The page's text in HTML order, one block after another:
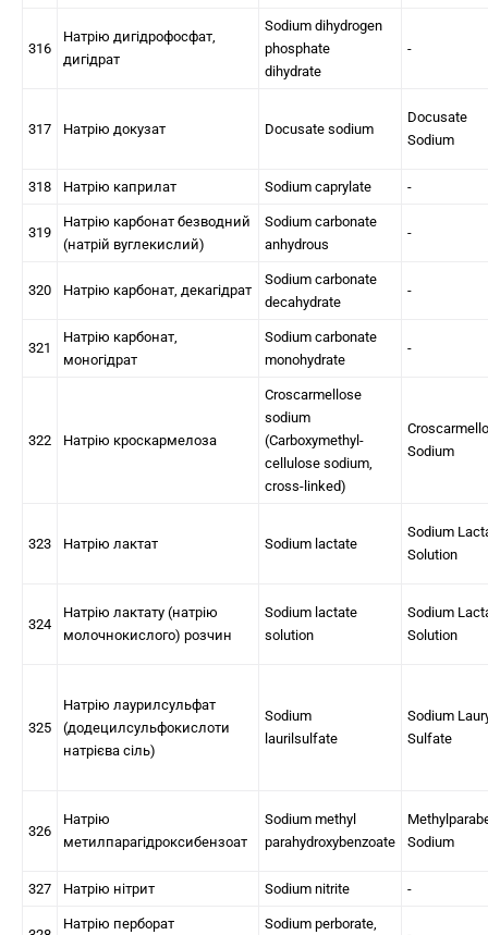
316
Натрію дигідрофосфат,
дигідрат
Sodium dihydrogen
phosphate
dihydrate
-
317 Натрію докузат Docusate sodium
Docusate
Sodium
318 Натрію каприлат Sodium caprylate -
319
Натрію карбонат безводний
(натрій вуглекислий)
Sodium carbonate
anhydrous
-
320 Натрію карбонат, декагідрат
Sodium carbonate
decahydrate
-
321
Натрію карбонат,
моногідрат
Sodium carbonate
monohydrate
-
322 Натрію кроскармелоза
Croscarmellose
sodium
(Carboxymethyl-
cellulose sodium,
cross-linked)
Sodium
323 Натрію лактат Sodium lactate
Sodium
Solution
324
Натрію лактату (натрію
молочнокислого) розчин
Sodium lactate
solution
Sodium
Solution
325
Натрію лаурилсульфат
(додецилсульфокислоти
натрієва сіль)
Sodium
laurilsulfate
Sodium
Sulfate
326
Натрію
метилпарагідроксибензоат
Sodium methyl
parahydroxybenzoate
Sodium
327 Натрію нітрит Sodium nitrite -
Натрію перборат
Sodium perborate,